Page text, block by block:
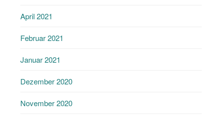
April 2021
Februar 2021
Januar 2021
Dezember 2020
November 2020